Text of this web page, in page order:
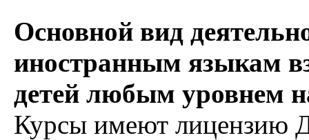
Основной вид
иностранным языкам
детей любым уровнем
Курсы имеют лицензию